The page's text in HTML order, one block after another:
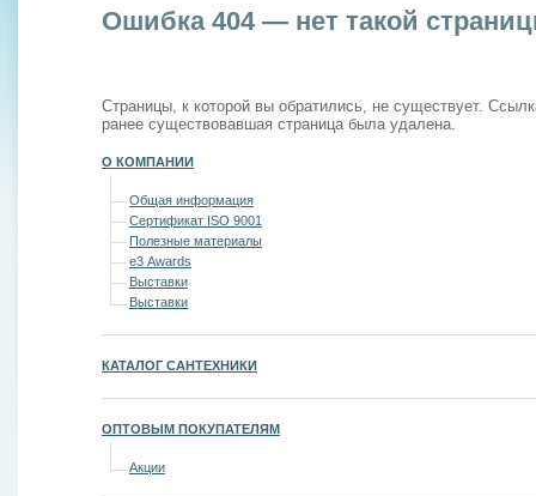
Ошибка 404 — нет такой
Страницы, к которой вы обратились, не существует.
ранее существовавшая страница была удалена.
О КОМПАНИИ
Общая информация
Сертификат ISO 9001
Полезные материалы
е3 Awards
Выставки
Выставки
КАТАЛОГ САНТЕХНИКИ
ОПТОВЫМ ПОКУПАТЕЛЯМ
Акции